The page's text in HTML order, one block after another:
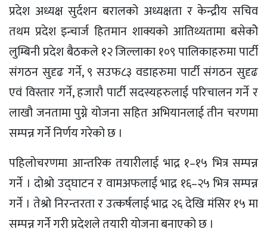
प्रदेश अध्यक्ष सुर्दशन बरालको अध्यक्षता र केन्द्रीय सचिव
तथम प्रदेश इन्चार्ज हितमान शाक्यको आतिथ्यतामा बसेकोे
लुम्बिनी प्रदेश बैठकले १२ जिल्लाका १०९ पालिकाहरुमा पार्टी
संगठन सुदृढ गर्ने, ९ सउफ८३ वडाहरुमा पार्टी संगठन सुदृढ
एवं विस्तार गर्ने, हजारौ पार्टी सदस्यहरुलाई परिचालन गर्ने र
लाखौ जनतामा पुग्ने योजना सहित अभियानलाई तीन चरणमा
सम्पन्न गर्ने निर्णय गरेको छ ।
पहिलोचरणमा आन्तरिक तयारीलाई भाद्र १–१५ भित्र सम्पन्न
गर्ने । दोश्रो उद्घाटन र वामअफलाई भाद्र १६–२५ भित्र सम्पन्न
गर्ने । तेश्रो निरन्तरता र उत्कर्षलाई भाद्र २६ देखि मंसिर १५ मा
सम्पन्न गर्ने गरी प्रदेशले तयारी योजना बनाएको छ ।